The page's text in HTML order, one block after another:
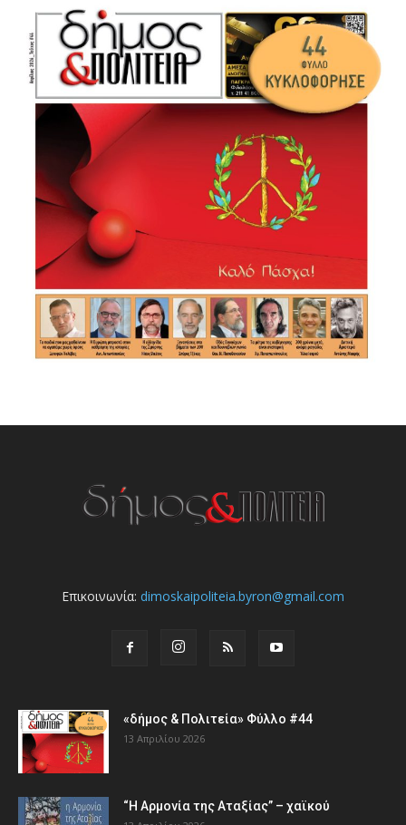
Επικοινωνία: dimoskaipoliteia.byron@gmail.com
«δήμος & Πολιτεία» Φύλλο #44
13 Απριλίου 2026
“Η Αρμονία της Αταξίας” – χαϊκού